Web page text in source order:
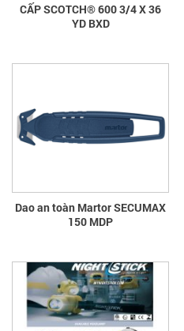
CẤP SCOTCH® 600 3/4 X 36
YD BXD
Dao an toàn Martor SECUMAX
150 MDP